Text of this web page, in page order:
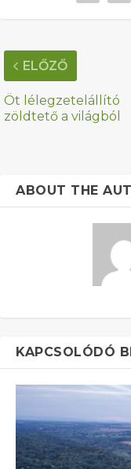
ELŐZŐ
Öt lélegzetelállító
zöldtető a világból
ABOUT THE
KAPCSOLÓDÓ